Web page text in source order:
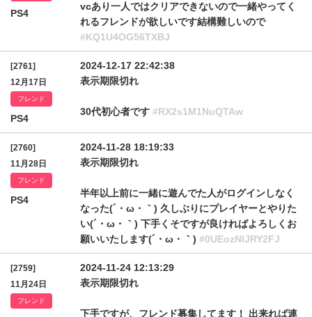
PS4
vcあり一人ではクリアできないので一緒やってく
れるフレンドが欲しいです結構難しいので
#KQ1U4OG56TXBJ
[2761]
12月17日
フレンド
PS4
2024-12-17 22:42:38
表示期限切れ
30代初心者です #RX2s1M1NuQTAw
[2760]
11月28日
フレンド
PS4
2024-11-28 18:19:33
表示期限切れ
半年以上前に一緒に遊んでた人がログインしなく
なった(´・ω・｀) 久しぶりにプレイヤーとやりた
い(´・ω・｀) 下手くそですが良ければよろしくお
願いいたします(´・ω・｀) #0UEozNlJRY2FJ
[2759]
11月24日
フレンド
2024-11-24 12:13:29
表示期限切れ
下手ですが、フレンド募集してます！ 出来れば連